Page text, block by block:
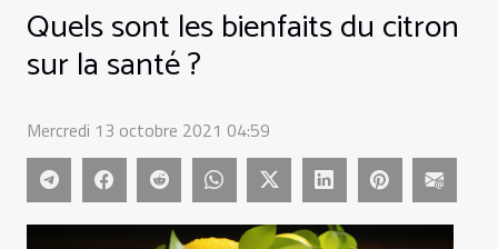
Quels sont les bienfaits du citron
sur la santé ?
Mercredi 13 octobre 2021 04:59